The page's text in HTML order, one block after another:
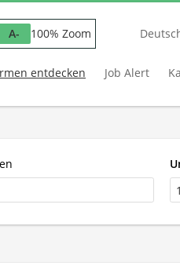
A- 100% Zoom
entdecken Job Alert